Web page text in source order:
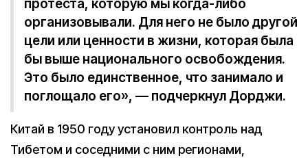
протеста, которую мы когда-либо
организовывали. Для него не было другой
цели или ценности в жизни, которая была
бы выше национального освобождения.
Это было единственное, что занимало и
поглощало его», — подчеркнул Дорджи.
Китай в 1950 году установил контроль над
Тибетом и соседними с ним регионами,